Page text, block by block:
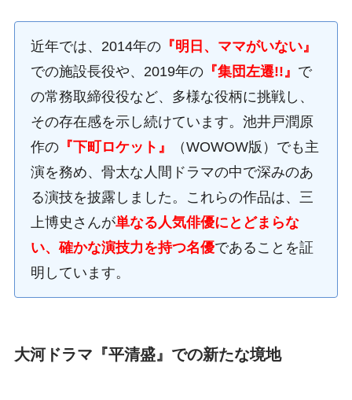
近年では、2014年の『明日、ママがいない』
での施設長役や、2019年の『集団左遷!!』 で
の常務取締役役など、多様な役柄に挑戦し、
その存在感を示し続けています。池井戸潤原
作の『下町ロケット』
（WOWOW版）でも主
演を務め、骨太な人間ドラマの中で深みのあ
る演技を披露しました。これらの作品は、三
上博史さんが単なる人気俳優にとどまらな
い、確かな演技力を持つ名優であることを証
明しています。
大河ドラマ『平清盛』での新たな境地